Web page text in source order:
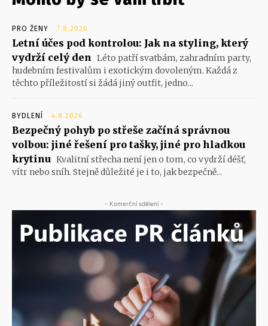
PRO ŽENY 7.8.2026
Letní účes pod kontrolou: Jak na styling, který
vydrží celý den Léto patří svatbám, zahradním party,
hudebním festivalům i exotickým dovoleným. Každá z
těchto příležitostí si žádá jiný outfit, jedno...
BYDLENÍ 4.8.2026
Bezpečný pohyb po střeše začíná správnou
volbou: jiné řešení pro tašky, jiné pro hladkou
krytinu Kvalitní střecha není jen o tom, co vydrží déšť,
vítr nebo sníh. Stejně důležité je i to, jak bezpečně...
- Komerční sdělení -